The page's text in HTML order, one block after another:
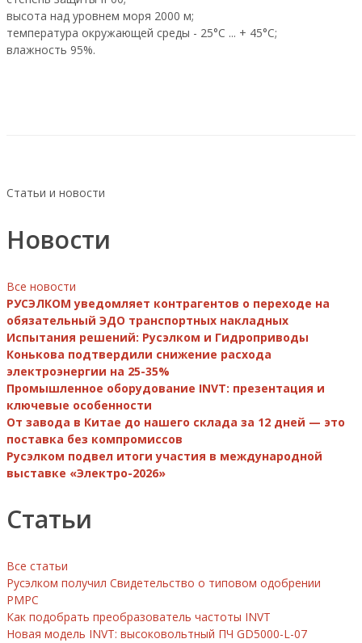
высота над уровнем моря 2000 м;
температура окружающей среды - 25°C ... + 45°C;
влажность 95%.
Статьи и новости
Новости
Все новости
РУСЭЛКОМ уведомляет контрагентов о переходе на
обязательный ЭДО транспортных накладных
Испытания решений: Русэлком и Гидроприводы
Конькова подтвердили снижение расхода
электроэнергии на 25-35%
Промышленное оборудование INVT: презентация и
ключевые особенности
От завода в Китае до нашего склада за 12 дней — это
поставка без компромиссов
Русэлком подвел итоги участия в международной
выставке «Электро-2026»
Статьи
Все статьи
Русэлком получил Свидетельство о типовом одобрении
РМРС
Как подобрать преобразователь частоты INVT
Новая модель INVT: высоковольтный ПЧ GD5000-L-07